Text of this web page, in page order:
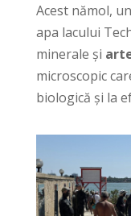
Acest nămol,
apa lacului
minerale și
microscopic
biologică și la